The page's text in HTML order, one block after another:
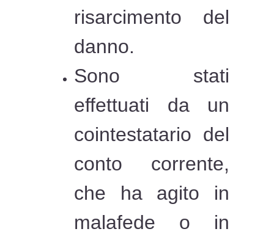
risarcimento del
danno.
Sono stati
effettuati da un
cointestatario del
conto corrente,
che ha agito in
malafede o in